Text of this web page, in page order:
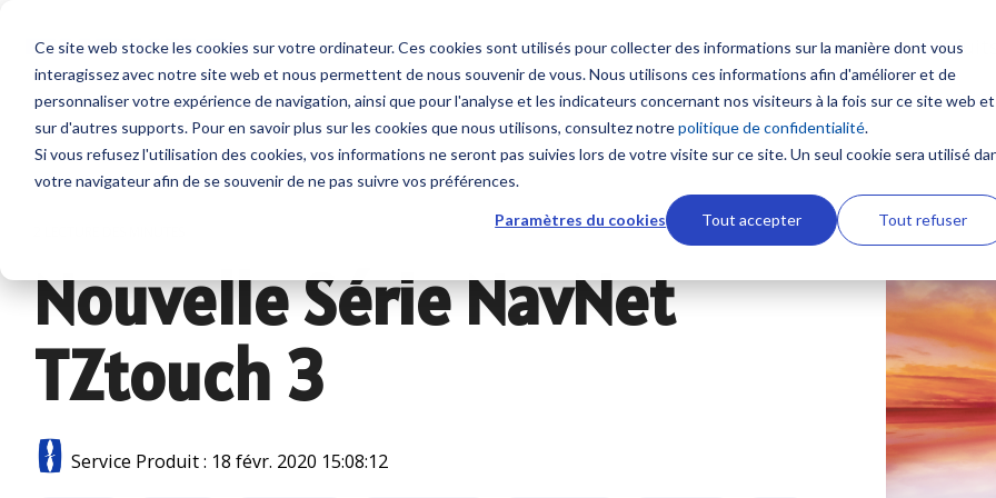
Ce site web stocke les cookies sur votre ordinateur. Ces cookies sont utilisés pour collecter des informations sur la manière dont vous
interagissez avec notre site web et nous permettent de nous souvenir de vous. Nous utilisons ces informations afin d'améliorer et de
personnaliser votre expérience de navigation, ainsi que pour l'analyse et les indicateurs concernant nos visiteurs à la fois sur ce site web et
sur d'autres supports. Pour en savoir plus sur les cookies que nous utilisons, consultez notrepolitique de confidentialité.
Si vous refusez l'utilisation des cookies, vos informations ne seront pas suivies lors de votre visite sur ce site. Un seul cookie sera utilisé
votre navigateur afin de se souvenir de ne pas suivre vos préférences.
Paramètres du cookies Tout accepter Tout refuser
main
content.
Produits
Sondeurs et Sonars
Sondeurs
Sondes et Capteurs
Accessoire sondeurs et
sonars
Combinés multifonction
NavNet TZtouch
Positionnement et Cartographie
Communication et
satellitaires
Radio VHF
Antennes VHF
Intercommunication
Système Iridium
Système Inmarsat
Antennes VSAT
Antennes TV
Service sur mesure
Contrat de maintenance SBM
Class surveys
Atelier et Etudes R & D
Formation sur mesure
NavSkills Online
Centre de formation
Formation personnalisable
Programme Furuno
Sur nous
Société
Contenus
Nouveautés
Furuno Academy
Comparatif électronique maritime
SUPPORT
Nous contacter
Enregistrer un produit
Programmation de balise
Nouvelle Série NavNet
TZtouch 3
Service Produit: 18 févr. 2020 15:08:12